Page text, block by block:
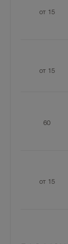
от 15
от 15
60
от 15